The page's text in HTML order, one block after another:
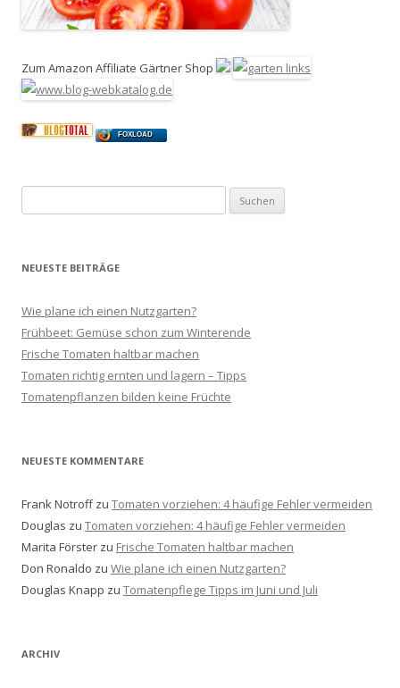
Zum Amazon Affiliate Gärtner Shop
FOXLOAD
nach:
NEUESTE BEITRÄGE
Wie plane ich einen Nutzgarten?
Frühbeet: Gemüse schon zum Winterende
Frische Tomaten haltbar machen
Tomaten richtig ernten und lagern – Tipps
Tomatenpflanzen bilden keine Früchte
NEUESTE KOMMENTARE
Frank Notroffzu Tomaten vorziehen: 4 häufige Fehler vermeiden
Douglas zu Tomaten vorziehen: 4 häufige Fehler vermeiden
Marita Förster zu Frische Tomaten haltbar machen
Don Ronaldo zu Wie plane ich einen Nutzgarten?
Douglas Knapp zu Tomatenpflege Tipps im Juni und Juli
ARCHIV